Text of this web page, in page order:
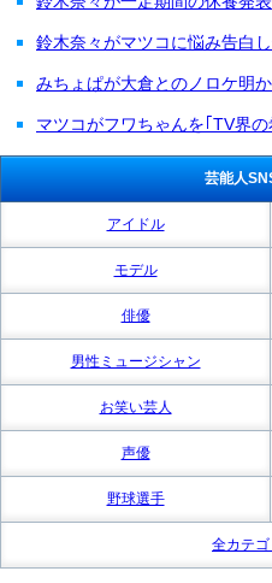
鈴木奈々がマツコに悩み告白
みちょぱが大倉とのノロケ明
マツコがフワちゃんを｢TV界の
芸能人
アイドル
モデル
俳優
男性ミュージシャン
お笑い芸人
声優
野球選手
全カテ